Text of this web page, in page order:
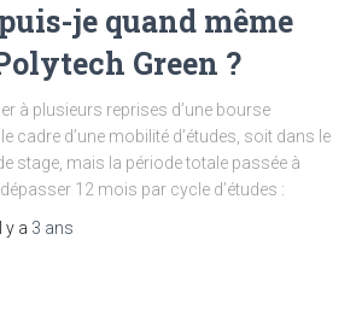
je quand même
Green ?
à plusieurs reprises d’une bourse
cadre d’une mobilité d’études, soit dans le
stage, mais la période totale passée à
12 mois par cycle d’études :
y a 3 ans